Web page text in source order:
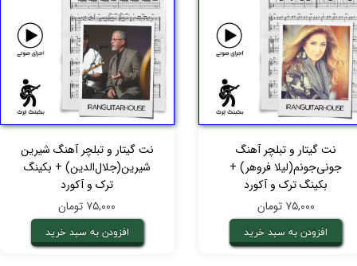
نت گیتار و تبلچر آهنگ
جونی‌جونم(لیلا فروهر) +
بکینگ ترک و آکورد
۷۵,۰۰۰ تومان
افزودن به سبد خرید
نت گیتار و تبلچر آهنگ شیرین
شیرین(جلال‌الدین) + بکینگ
ترک و آکورد
۷۵,۰۰۰ تومان
افزودن به سبد خرید